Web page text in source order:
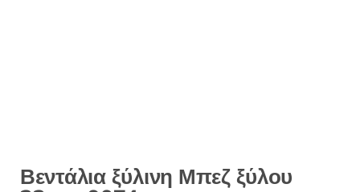
Βεντάλια ξύλινη Μπεζ ξύλου